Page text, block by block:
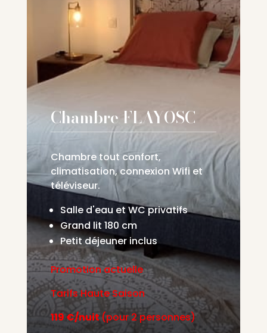
Chambre FLAYOSC
Chambre tout confort,
climatisation, connexion Wifi et
téléviseur.
Salle d'eau et WC privatifs
Grand lit 180 cm
Petit déjeuner inclus
Promotion actuelle
Tarifs Haute Saison
119 €/nuit (pour 2 personnes)